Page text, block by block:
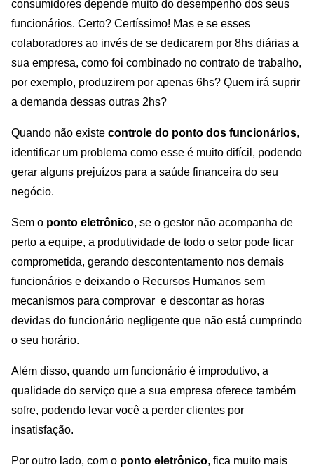
consumidores depende muito do desempenho dos seus
funcionários. Certo? Certíssimo! Mas e se esses
colaboradores ao invés de se dedicarem por 8hs diárias a
sua empresa, como foi combinado no contrato de trabalho,
por exemplo, produzirem por apenas 6hs? Quem irá suprir
a demanda dessas outras 2hs?
Quando não existe controle do ponto dos funcionários,
identificar um problema como esse é muito difícil, podendo
gerar alguns prejuízos para a saúde financeira do seu
negócio.
Sem o ponto eletrônico, se o gestor não acompanha de
perto a equipe, a produtividade de todo o setor pode ficar
comprometida, gerando descontentamento nos demais
funcionários e deixando o Recursos Humanos sem
mecanismos para comprovar e descontar as horas
devidas do funcionário negligente que não está cumprindo
o seu horário.
Além disso, quando um funcionário é improdutivo, a
qualidade do serviço que a sua empresa oferece também
sofre, podendo levar você a perder clientes por
insatisfação.
Por outro lado, com o ponto eletrônico, fica muito mais